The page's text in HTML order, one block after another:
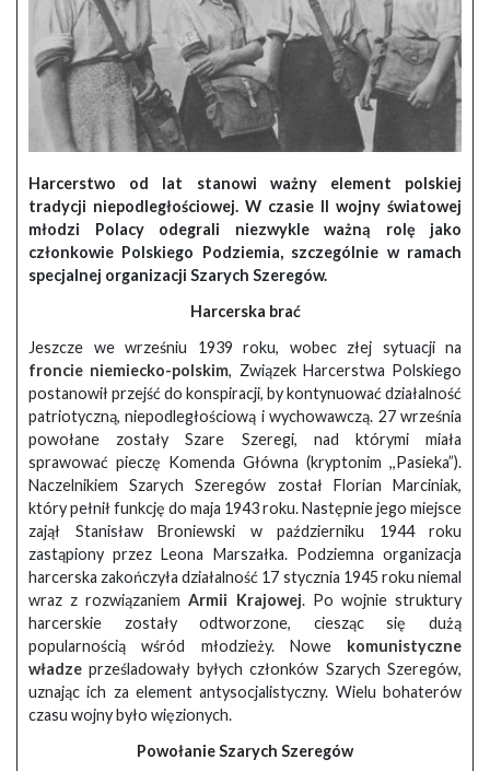
Harcerstwo od lat stanowi ważny element polskiej
tradycji niepodległościowej. W czasie II wojny światowej
młodzi Polacy odegrali niezwykle ważną rolę jako
członkowie Polskiego Podziemia, szczególnie w ramach
specjalnej organizacji Szarych Szeregów.
Harcerska brać
Jeszcze we wrześniu 1939 roku, wobec złej sytuacji na
froncie niemiecko-polskim, Związek Harcerstwa Polskiego
postanowił przejść do konspiracji, by kontynuować działalność
patriotyczną, niepodległościową i wychowawczą. 27 września
powołane zostały Szare Szeregi, nad którymi miała
sprawować pieczę Komenda Główna (kryptonim ,,Pasieka”).
Naczelnikiem Szarych Szeregów został Florian Marciniak,
który pełnił funkcję do maja 1943 roku. Następnie jego miejsce
zajął Stanisław Broniewski w październiku 1944 roku
zastąpiony przez Leona Marszałka. Podziemna organizacja
harcerska zakończyła działalność 17 stycznia 1945 roku niemal
wraz z rozwiązaniemArmii Krajowej. Po wojnie struktury
harcerskie zostały odtworzone, ciesząc się dużą
popularnością wśród młodzieży. Nowe komunistyczne
władze prześladowały byłych członków Szarych Szeregów,
uznając ich za element antysocjalistyczny. Wielu bohaterów
czasu wojny było więzionych.
Powołanie Szarych Szeregów